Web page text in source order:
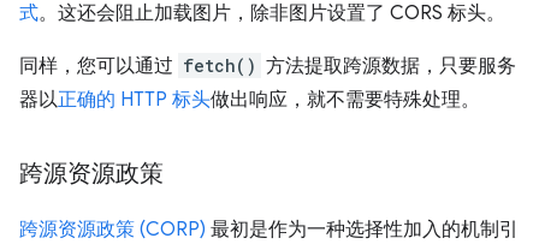
式。这还会阻止加载图片，除非图片设置了 CORS 标头。
同样，您可以通过 fetch() 方法提取跨源数据，只要服务
器以正确的 HTTP 标头做出响应，就不需要特殊处理。
跨源资源政策
跨源资源政策 (CORP) 最初是作为一种选择性加入的机制引